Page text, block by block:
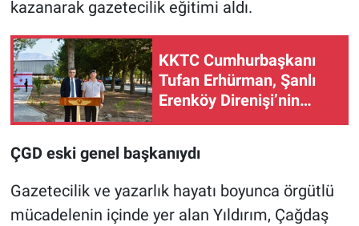
kazanarak gazetecilik eğitimi aldı.
KKTC Cumhurbaşkanı
Tufan Erhürman, Şanlı
Erenköy Direnişi’nin
ÇGD eski genel başkanıydı
Gazetecilik ve yazarlık hayatı boyunca örgütlü
mücadelenin içinde yer alan Yıldırım, Çağdaş
Popüler
Programlar
Sağlık
Spor
Türkiye'nin Geleceği